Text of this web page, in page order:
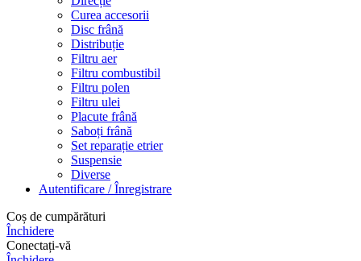
Curea accesorii
Disc frână
Distribuție
Filtru aer
Filtru combustibil
Filtru polen
Filtru ulei
Placute frână
Saboți frână
Set reparație etrier
Suspensie
Diverse
Autentificare / Înregistrare
Coș de cumpărături
Închidere
Conectați-vă